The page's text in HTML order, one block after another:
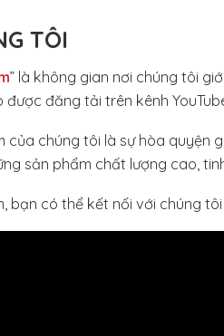
TÔI
” là không gian nơi chúng tôi
được đăng tải trên kênh
của chúng tôi là sự hòa quyện
sản phẩm chất lượng cao,
bạn có thể kết nối với chúng